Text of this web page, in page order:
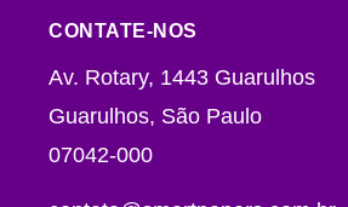
CONTATE-NOS
Av. Rotary, 1443 Guarulhos
Guarulhos, São Paulo
07042-000